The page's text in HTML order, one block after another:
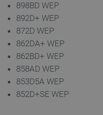
898BD WEP
892D+ WEP
872D WEP
862DA+ WEP
862BD+ WEP
858AD WEP
853D5A WEP
852D+SE WEP